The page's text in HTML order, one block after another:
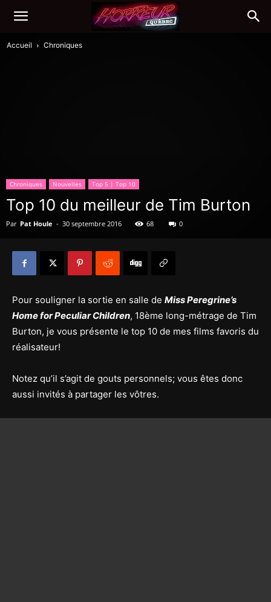
Accueil Chroniques
Chroniques Nouvelles Top 5 | Top 10
Top 10 du meilleur de Tim Burton
Par Pat Houle - 30 septembre 2016 68 0
Pour souligner la sortie en salle de Miss Peregrine’s
Home for Peculiar Children, 18ème long-métrage de Tim
Burton, je vous présente le top 10 de mes films favoris du
réalisateur!
Notez qu’il s’agit de gouts personnels; vous êtes donc
aussi invités à partager les vôtres.